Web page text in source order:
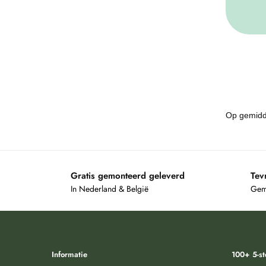
Gratis gemonteerd geleverd
In Nederland & België
Informatie 100+ 5-